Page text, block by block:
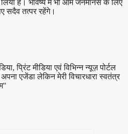
है। भविष्य में भी आम जनमानस के लिए
सदैव तत्पर रहेंगे।
प्रिंट मीडिया एवं विभिन्न न्यूज़ पोर्टल
एजेंडा लेकिन मेरी विचारधारा स्वतंत्र